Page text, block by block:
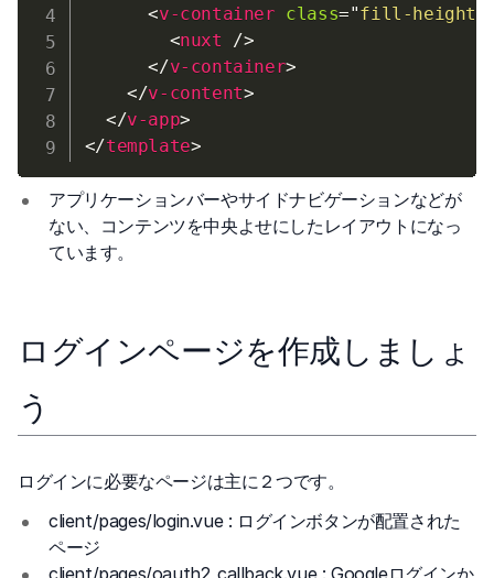
<v-container class="fill-height
<nuxt
/>
</v-container>
</v-content>
</v-app>
</template>
アプリケーションバーやサイドナビゲーションなどが
ない、コンテンツを中央よせにしたレイアウトになっ
ています。
ログインページを作成しましょ
う
ログインに必要なページは主に２つです。
client/pages/login.vue : ログインボタンが配置された
ページ
client/pages/oauth2_callback.vue : Googleログインか